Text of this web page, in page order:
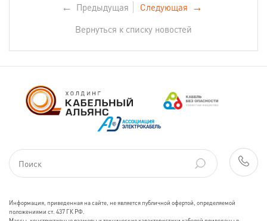
← Предыдущая Следующая →
Вернуться к списку новостей
Информация, приведенная на сайте, не является публичной офертой, определяемой
положениями ст. 437 ГК РФ.